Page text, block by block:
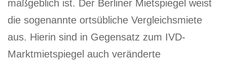
maßgeblich ist. Der Berliner Mietspiegel weist
die sogenannte ortsübliche Vergleichsmiete
aus. Hierin sind in Gegensatz zum IVD-
Marktmietspiegel auch veränderte